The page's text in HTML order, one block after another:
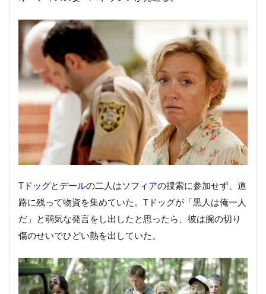
Tドッグ と デールの二人は ソフィアの捜索に参加せず、道
路に残って物資を集めていた。Tドッグが「黒人は俺一人
だ」と弱気な発言をし出したと思ったら、彼は腕の切り
傷のせいでひどい熱を出していた。